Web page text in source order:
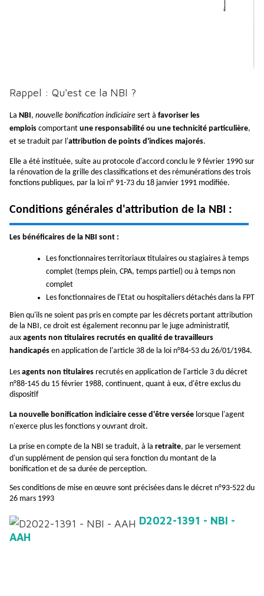
Rappel : Qu'est ce la NBI ?
La NBI, nouvelle bonification indiciaire sert à favoriser les
emplois comportant une responsabilité ou une technicité particulière,
et se traduit par l'attribution de points d'indices majorés.
Elle a été instituée, suite au protocole d'accord conclu le 9 février 1990 sur
la rénovation de la grille des classifications et des rémunérations des trois
fonctions publiques, par la loi n° 91-73 du 18 janvier 1991 modifiée.
Conditions générales d'attribution de la NBI :
Les bénéficaires de la NBI sont :
Les fonctionnaires territoriaux titulaires ou stagiaires à temps
complet (temps plein, CPA, temps partiel) ou à temps non
complet
Les fonctionnaires de l'Etat ou hospitaliers détachés dans la FPT
Bien qu'ils ne soient pas pris en compte par les décrets portant attribution
de la NBI, ce droit est également reconnu par le juge administratif,
aux agents non titulaires recrutés en qualité de travailleurs
handicapés en application de l'article 38 de la loi n°84-53 du 26/01/1984.
Les agents non titulaires recrutés en application de l'article 3 du décret
n°88-145 du 15 février 1988, continuent, quant à eux, d'être exclus du
dispositif
La nouvelle bonification indiciaire cesse d'être versée lorsque l'agent
n'exerce plus les fonctions y ouvrant droit.
La prise en compte de la NBI se traduit, à la retraite, par le versement
d'un supplément de pension qui sera fonction du montant de la
bonification et de sa durée de perception.
Ses conditions de mise en œuvre sont précisées dans le décret n°93-522 du
26 mars 1993
D2022-1391 - NBI -
AAH